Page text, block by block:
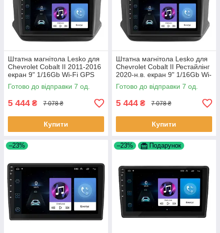
Штатна магнітола Lesko для
Chevrolet Cobalt II 2011-2016
екран 9" 1/16Gb Wi-Fi GPS
Base Шевроле Кобальт 7 шт.
Готово до відправки 7 од.
5 444 ₴ 7 078 ₴
Купити
Штатна магнітола Lesko для
Chevrolet Cobalt II Рестайлінг
2020-н.в. екран 9" 1/16Gb Wi-
Fi GPS Base 7 шт.
Готово до відправки 7 од.
5 444 ₴ 7 078 ₴
Купити
–23% –23% Подарунок